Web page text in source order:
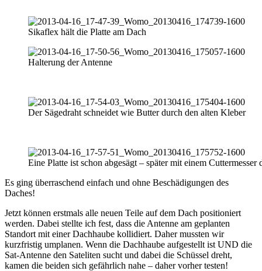
Sikaflex hält die Platte am Dach
Halterung der Antenne
Der Sägedraht schneidet wie Butter durch den alten Kleber
Eine Platte ist schon abgesägt – später mit einem Cuttermesser
Es ging überraschend einfach und ohne Beschädigungen des
Daches!
Jetzt können erstmals alle neuen Teile auf dem Dach positioniert
werden. Dabei stellte ich fest, dass die Antenne am geplanten
Standort mit einer Dachhaube kollidiert. Daher mussten wir
kurzfristig umplanen. Wenn die Dachhaube aufgestellt ist UND die
Sat-Antenne den Sateliten sucht und dabei die Schüssel dreht,
kamen die beiden sich gefährlich nahe – daher vorher testen!